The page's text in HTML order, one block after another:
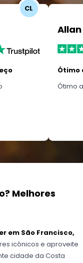
CL
Allan
Ótimo
Ótimo
Melhores
em São Francisco,
icônicos e aproveite
cidade da Costa